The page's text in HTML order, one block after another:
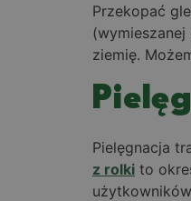
Przekopać
(wymieszanej
ziemię.
Pielęgnacja
z rolki to